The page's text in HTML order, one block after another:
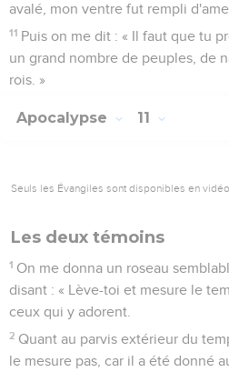
avalé, mon ventre fut rempli
11 Puis on me dit : « Il faut que tu
un grand nombre de peuples, de
rois. »
Apocalypse 11
Seuls les Évangiles sont disponibles en
Les deux témoins
1 On me donna un roseau
disant : « Lève-toi et mesure le
ceux qui y adorent.
2 Quant au parvis extérieur du
le mesure pas, car il a été donné